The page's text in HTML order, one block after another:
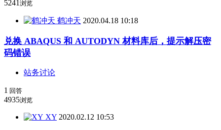
5241 浏览
鹤冲天 2020.04.18 10:18
兑换 ABAQUS 和 AUTODYN 材料库后，提示解压密
码错误
站务讨论
1 回答
4935浏览
XY 2020.02.12 10:53